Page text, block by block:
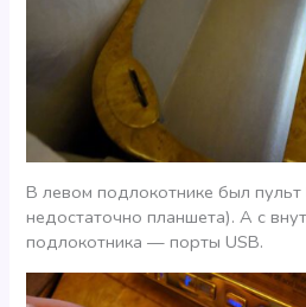
В левом подлокотнике был пульт
недостаточно планшета). А с
подлокотника — порты USB.